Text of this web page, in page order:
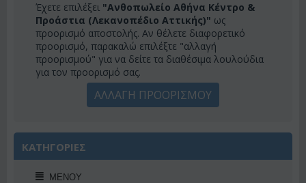
Έχετε επιλέξει "Ανθοπωλείο Αθήνα Κέντρο &
Προάστια (Λεκανοπέδιο Αττικής)" ως
προορισμό αποστολής. Αν θέλετε διαφορετικό
προορισμό, παρακαλώ επιλέξτε "αλλαγή
προορισμού" για να δείτε τα διαθέσιμα λουλούδια
για τον προορισμό σας.
ΑΛΛΑΓΗ ΠΡΟΟΡΙΣΜΟΥ
ΚΑΤΗΓΟΡΙΕΣ
ΜΕΝΟΎ